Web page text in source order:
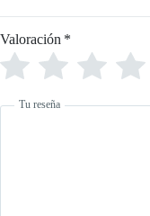
Valoración *
Tu reseña